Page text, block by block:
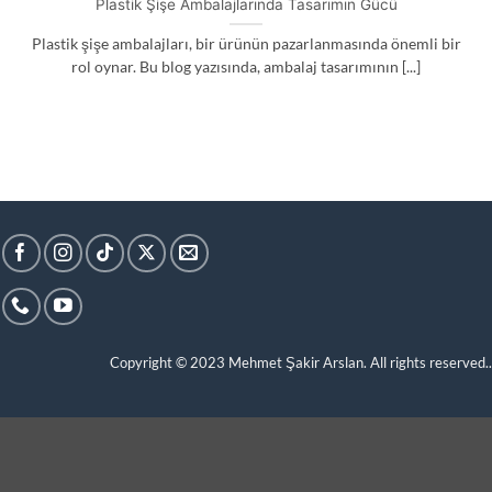
Plastik Şişe Ambalajlarında Tasarımın Gücü
Plastik şişe ambalajları, bir ürünün pazarlanmasında önemli bir
rol oynar. Bu blog yazısında, ambalaj tasarımının [...]
Copyright © 2023 Mehmet Şakir Arslan. All rights reserved..